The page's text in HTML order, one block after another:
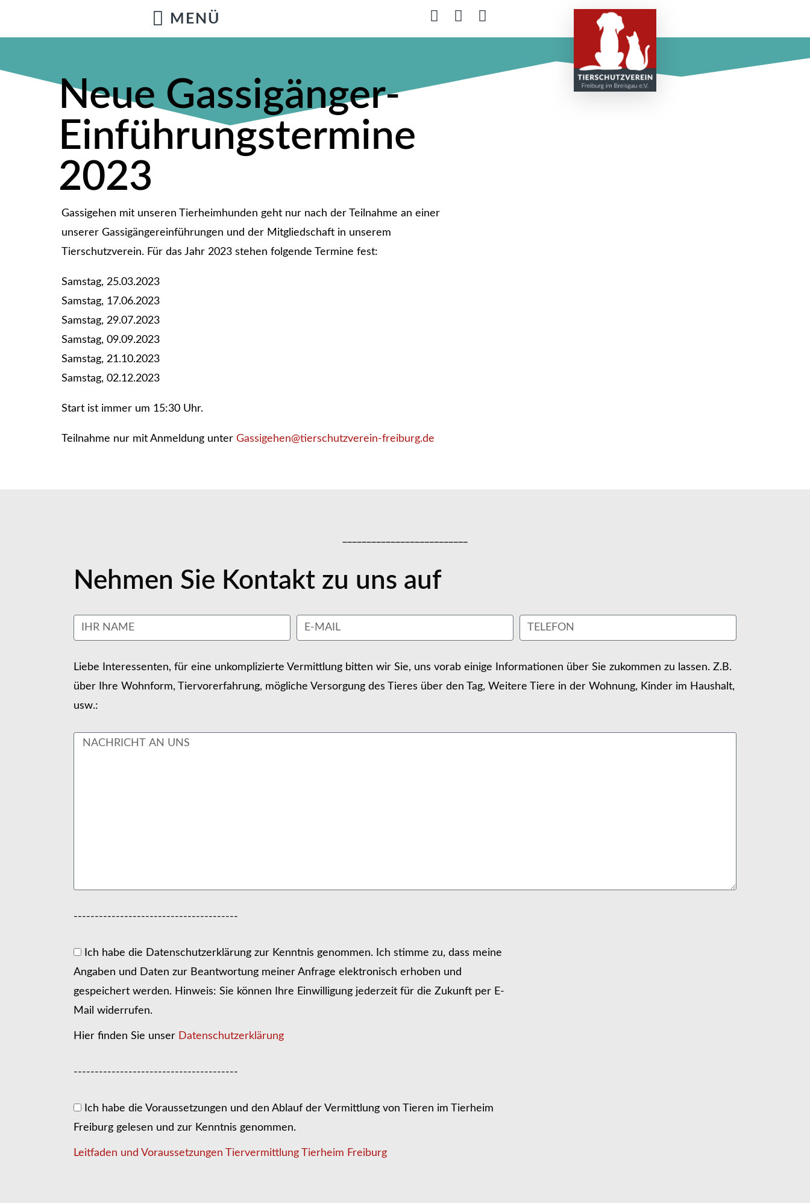
Neue Gassigänger-
Einführungstermine
2023
Gassigehen mit unseren Tierheimhunden geht nur nach der Teilnahme an einer
unserer Gassigängereinführungen und der Mitgliedschaft in unserem
Tierschutzverein. Für das Jahr 2023 stehen folgende Termine fest:
Samstag, 25.03.2023
Samstag, 17.06.2023
Samstag, 29.07.2023
Samstag, 09.09.2023
Samstag, 21.10.2023
Samstag, 02.12.2023
Start ist immer um 15:30 Uhr.
Teilnahme nur mit Anmeldung unter Gassigehen@tierschutzverein-freiburg.de
Nehmen Sie Kontakt zu uns auf
Liebe Interessenten, für eine unkomplizierte Vermittlung bitten wir Sie, uns vorab einige Informationen über Sie zukommen zu lassen. Z.B.
über Ihre Wohnform, Tiervorerfahrung, mögliche Versorgung des Tieres über den Tag, Weitere Tiere in der Wohnung, Kinder im Haushalt,
usw.:
---------------------------------------
Ich habe die Datenschutzerklärung zur Kenntnis genommen. Ich stimme zu, dass meine
Angaben und Daten zur Beantwortung meiner Anfrage elektronisch erhoben und
gespeichert werden. Hinweis: Sie können Ihre Einwilligung jederzeit für die Zukunft per E-
Mail widerrufen.
Hier finden Sie unser Datenschutzerklärung
---------------------------------------
Ich habe die Voraussetzungen und den Ablauf der Vermittlung von Tieren im Tierheim
Freiburg gelesen und zur Kenntnis genommen.
Leitfaden und Voraussetzungen Tiervermittlung Tierheim Freiburg